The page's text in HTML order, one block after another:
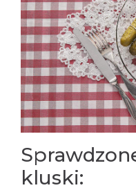
kluski: